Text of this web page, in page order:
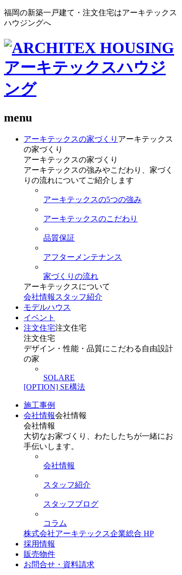
福岡の新築一戸建て・注文住宅はアーキテックス
ハウジングへ
menu
アーキテックスの家づくり アーキテックス
の家づくり
アーキテックスの家づくり
アーキテックスの強みやこだわり、家づく
りの流れについてご紹介します
アーキテックスの5つの強み
アーキテックスのこだわり
品質保証
アフターメンテナンス
家づくりの流れ
アーキテックスについて
会社情報 スタッフ紹介
モデルハウス
イベント
注文住宅注文住宅
注文住宅
デザイン・性能・品質にこだわる自由設計
の家
SOLARE
[OPTION] SE構法
施工事例
会社情報会社情報
会社情報
大切なお家づくり、わたしたちが一緒にお
手伝いします。
会社情報
スタッフ紹介
スタッフブログ
コラム
株式会社アーキテックス企業総合 HP
採用情報
販売物件
お問合せ・資料請求